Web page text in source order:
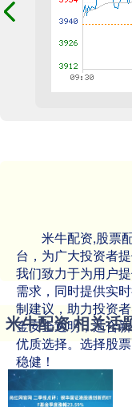
米牛配资,股票
台，为广大投资者
我们致力于为用户
需求，同时提供实
制建议，助力投资
金安全透明，适合
优质选择。选择股
稳健！
米牛配资 相关话